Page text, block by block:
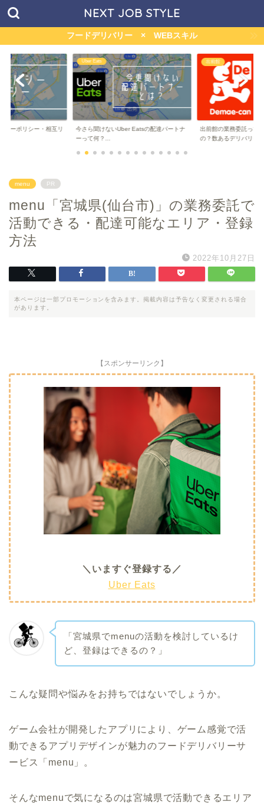
NEXT JOB STYLE
フードデリバリー × WEBスキル
聞けないUber Eatsの配達パートナ
出前館
出前館の業務委託って儲かるの？稼げる
menu
マッハバイ
ハボーナス
menu PR
menu「宮城県(仙台市)」の業務委託で
活動できる・配達可能なエリア・登録
方法
2022年10月27日
本ページは一部プロモーションを含みます。掲載内容は予告なく変更される場合
があります。
【スポンサーリンク】
＼いますぐ登録する／
Uber Eats
「宮城県でmenuの活動を検討しているけ
ど、登録はできるの？」
こんな疑問や悩みをお持ちではないでしょうか。
ゲーム会社が開発したアプリにより、ゲーム感覚で活
動できるアプリデザインが魅力のフードデリバリーサ
ービス「menu」。
そんなmenuで気になるのは宮城県で活動できるエリア